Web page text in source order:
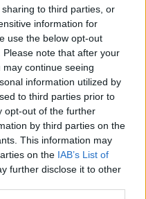
to third parties, or
information for
use the below opt-out
note that after your
continue seeing
information utilized by
to third parties prior to
opt-out of the further
by third parties on the
This information may
on the IAB’s List of
further disclose it to other
Instagram.
Η δημοσίευση κοινοποιήθηκε από το χρήστη Clemente VIII Cafe Athens (@clemente.cafe)